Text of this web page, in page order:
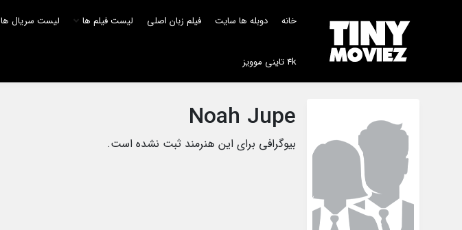
خانه دوبله ها سایت فیلم زبان اصلی لیست فیلم ها لیست سریال ها
4k تاینی موویز
Noah Jupe
بیوگرافی برای این هنرمند ثبت نشده است.